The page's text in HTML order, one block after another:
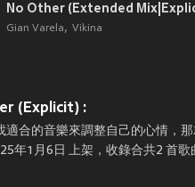
No Other (Extended
Gian Varela Vikina
(Explicit) :
適合的音樂來調整自己的心情，
年1月6日 上架，收錄合共2 首